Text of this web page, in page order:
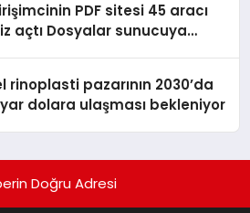
PDF sitesi 45 aracı
açtı Dosyalar sunucuya
rinoplasti pazarının 2030’da
dolara ulaşması bekleniyor
Doğru Adresi